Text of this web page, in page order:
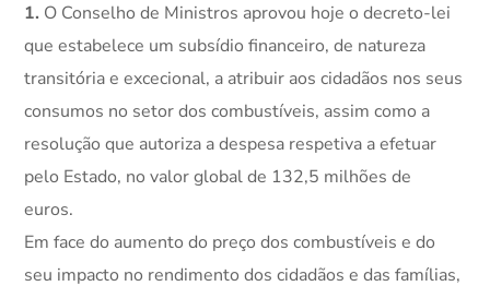
1. O Conselho de Ministros aprovou hoje o decreto-lei
que estabelece um subsídio financeiro, de natureza
transitória e excecional, a atribuir aos cidadãos nos seus
consumos no setor dos combustíveis, assim como a
resolução que autoriza a despesa respetiva a efetuar
pelo Estado, no valor global de 132,5 milhões de
euros.
Em face do aumento do preço dos combustíveis e do
seu impacto no rendimento dos cidadãos e das famílias,